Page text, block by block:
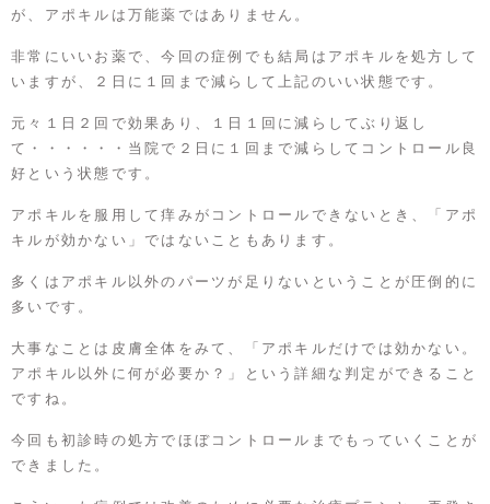
が、アポキルは万能薬ではありません。
非常にいいお薬で、今回の症例でも結局はアポキルを処方して
いますが、２日に１回まで減らして上記のいい状態です。
元々１日２回で効果あり、１日１回に減らしてぶり返し
て・・・・・・当院で２日に１回まで減らしてコントロール良
好という状態です。
アポキルを服用して痒みがコントロールできないとき、「アポ
キルが効かない」ではないこともあります。
多くはアポキル以外のパーツが足りないということが圧倒的に
多いです。
大事なことは皮膚全体をみて、「アポキルだけでは効かない。
アポキル以外に何が必要か？」という詳細な判定ができること
ですね。
今回も初診時の処方でほぼコントロールまでもっていくことが
できました。